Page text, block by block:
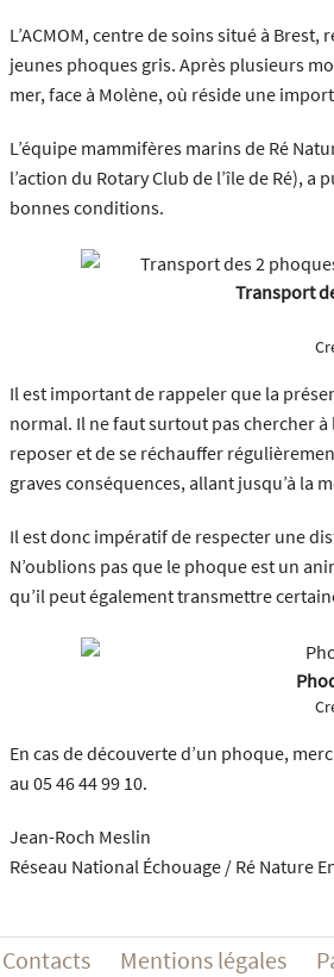
L’ACMOM, centre de soins situé à
jeunes phoques gris. Après plusieurs
mer, face à Molène, où réside une
L’équipe mammifères marins de Ré
l’action du Rotary Club de l’île de Ré),
bonnes conditions.
Transport
Il est important de rappeler que la
normal. Il ne faut surtout pas chercher à
reposer et de se réchauffer
graves conséquences, allant jusqu’à la
Il est donc impératif de respecter une
N’oublions pas que le phoque est un
qu’il peut également transmettre
En cas de découverte d’un phoque,
au 05 46 44 99 10.
Jean-Roch Meslin
Réseau National Échouage / Ré Nature
Contacts Mentions légales